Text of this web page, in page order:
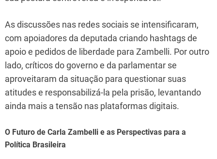
As discussões nas redes sociais se intensificaram,
com apoiadores da deputada criando hashtags de
apoio e pedidos de liberdade para Zambelli. Por outro
lado, críticos do governo e da parlamentar se
aproveitaram da situação para questionar suas
atitudes e responsabilizá-la pela prisão, levantando
ainda mais a tensão nas plataformas digitais.
O Futuro de Carla Zambelli e as Perspectivas para a
Política Brasileira